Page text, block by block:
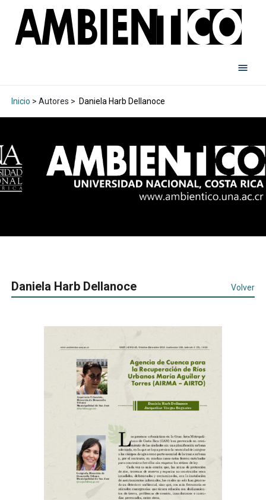
Inicio > Autores > Daniela Harb Dellanoce
Daniela Harb Dellanoce Volver